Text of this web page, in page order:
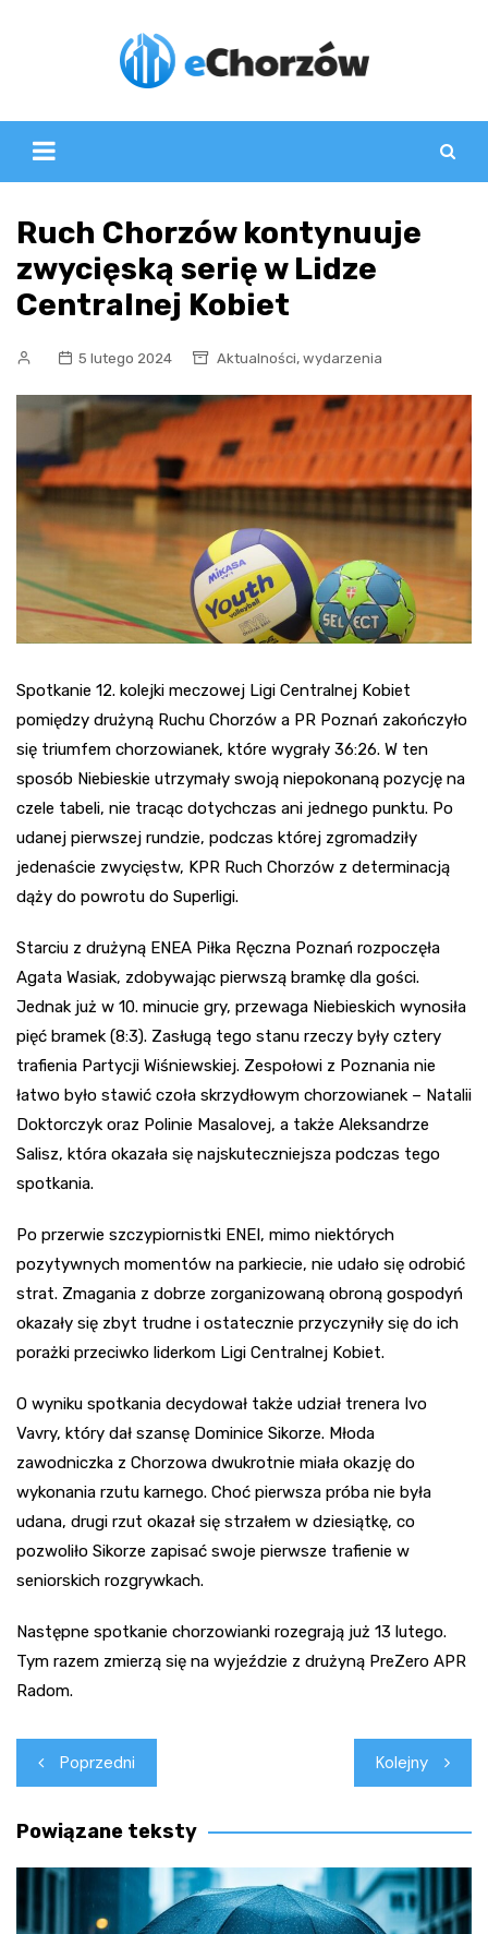
Ruch Chorzów kontynuuje
zwycięską serię w Lidze
Centralnej Kobiet
5 lutego 2024 Aktualności, wydarzenia
Spotkanie 12. kolejki meczowej Ligi Centralnej Kobiet
pomiędzy drużyną Ruchu Chorzów a PR Poznań zakończyło
się triumfem chorzowianek, które wygrały 36:26. W ten
sposób Niebieskie utrzymały swoją niepokonaną pozycję na
czele tabeli, nie tracąc dotychczas ani jednego punktu. Po
udanej pierwszej rundzie, podczas której zgromadziły
jedenaście zwycięstw, KPR Ruch Chorzów z determinacją
dąży do powrotu do Superligi.
Starciu z drużyną ENEA Piłka Ręczna Poznań rozpoczęła
Agata Wasiak, zdobywając pierwszą bramkę dla gości.
Jednak już w 10. minucie gry, przewaga Niebieskich wynosiła
pięć bramek (8:3). Zasługą tego stanu rzeczy były cztery
trafienia Partycji Wiśniewskiej. Zespołowi z Poznania nie
łatwo było stawić czoła skrzydłowym chorzowianek – Natalii
Doktorczyk oraz Polinie Masalovej, a także Aleksandrze
Salisz, która okazała się najskuteczniejsza podczas tego
spotkania.
Po przerwie szczypiornistki ENEI, mimo niektórych
pozytywnych momentów na parkiecie, nie udało się odrobić
strat. Zmagania z dobrze zorganizowaną obroną gospodyń
okazały się zbyt trudne i ostatecznie przyczyniły się do ich
porażki przeciwko liderkom Ligi Centralnej Kobiet.
O wyniku spotkania decydował także udział trenera Ivo
Vavry, który dał szansę Dominice Sikorze. Młoda
zawodniczka z Chorzowa dwukrotnie miała okazję do
wykonania rzutu karnego. Choć pierwsza próba nie była
udana, drugi rzut okazał się strzałem w dziesiątkę, co
pozwoliło Sikorze zapisać swoje pierwsze trafienie w
seniorskich rozgrywkach.
Następne spotkanie chorzowianki rozegrają już 13 lutego.
Tym razem zmierzą się na wyjeździe z drużyną PreZero APR
Radom.
Nawigacja
wpisu
Poprzedni Kolejny
Powiązane teksty